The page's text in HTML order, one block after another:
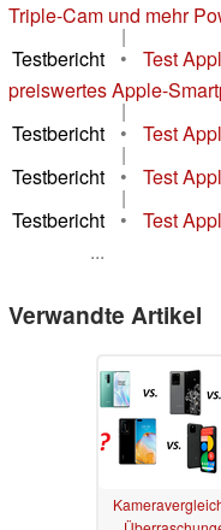
Triple-Cam und mehr
|
Testbericht
•
Test
preiswertes Apple-
|
Testbericht
• Test
|
Testbericht
• Test
|
Testbericht
•
Test
...
Verwandte Artikel